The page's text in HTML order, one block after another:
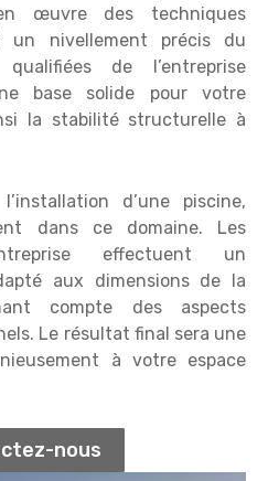
œuvre des techniques
un nivellement précis du
de l’entreprise
base solide pour votre
la stabilité structurelle à
d’une piscine,
dans ce domaine. Les
effectuent un
aux dimensions de la
compte des aspects
Le résultat final sera une
à votre espace
nous